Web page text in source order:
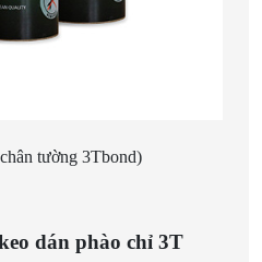
tường 3Tbond)
dán phào chỉ 3T